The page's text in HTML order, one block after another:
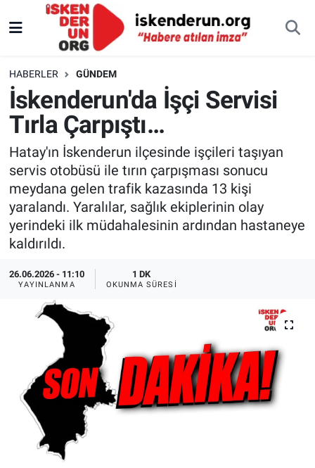
HABERLER GÜNDEM
İskenderun'da İşçi Servisi
Tırla Çarpıştı…
Hatay'ın İskenderun ilçesinde işçileri taşıyan
servis otobüsü ile tırın çarpışması sonucu
meydana gelen trafik kazasında 13 kişi
yaralandı. Yaralılar, sağlık ekiplerinin olay
yerindeki ilk müdahalesinin ardından hastaneye
kaldırıldı.
26.06.2026 - 11:10
YAYINLANMA
1 DK
OKUNMA SÜRESI